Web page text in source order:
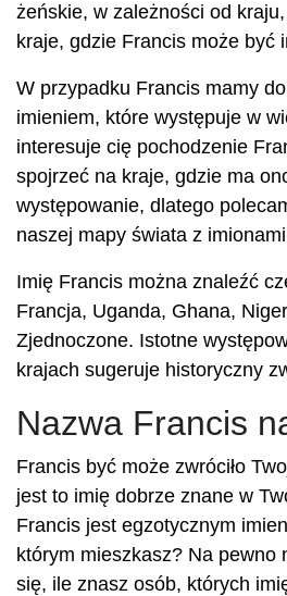
żeńskie, w zależności od
kraje, gdzie Francis może być
W przypadku Francis mamy
imieniem, które występuje w
interesuje cię pochodzenie
spojrzeć na kraje, gdzie ma
występowanie, dlatego
naszej mapy świata z
Imię Francis można znaleźć
Francja, Uganda, Ghana,
Zjednoczone. Istotne
krajach sugeruje historyczny
Nazwa Francis
Francis być może zwróciło
jest to imię dobrze znane w
Francis jest egzotycznym
którym mieszkasz? Na pewno
się, ile znasz osób, których